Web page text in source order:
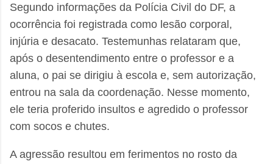
Segundo informações da Polícia Civil do DF, a
ocorrência foi registrada como lesão corporal,
injúria e desacato. Testemunhas relataram que,
após o desentendimento entre o professor e a
aluna, o pai se dirigiu à escola e, sem autorização,
entrou na sala da coordenação. Nesse momento,
ele teria proferido insultos e agredido o professor
com socos e chutes.
A agressão resultou em ferimentos no rosto da